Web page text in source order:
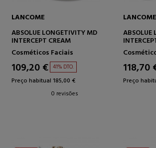
LANCOME
ABSOLUE LONGETIVITY MD
INTERCEPT CREAM
Cosméticos Faciais
109,20 € 41% DTO.
Preço habitual 185,00 €
0 revisões
LANCOME
ABSOLUE
118,70
Preço